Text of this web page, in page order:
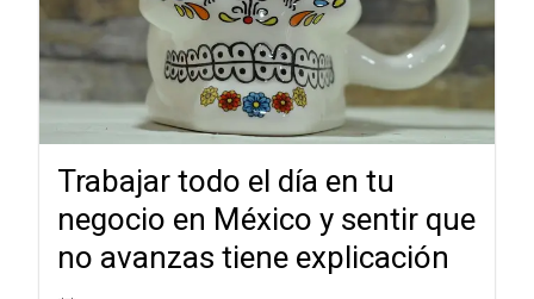
Trabajar todo el día en tu
negocio en México y sentir que
no avanzas tiene explicación